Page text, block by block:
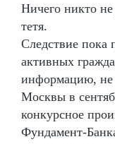
Ничего никто не
тетя.
Следствие пока
активных
информацию, не
Москвы в
конкурсное
Фундамент-